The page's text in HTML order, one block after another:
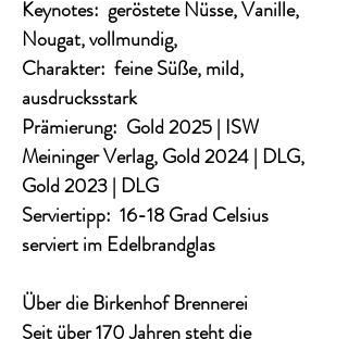
Keynotes: geröstete Nüsse, Vanille,
Nougat, vollmundig,
Charakter: feine Süße, mild,
ausdrucksstark
Prämierung: Gold 2025 | ISW
Meininger Verlag, Gold 2024 | DLG,
Gold 2023 | DLG
Serviertipp: 16-18 Grad Celsius
serviert im Edelbrandglas
Über die Birkenhof Brennerei
Seit über 170 Jahren steht die